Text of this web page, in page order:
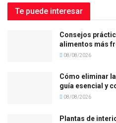
Te puede interesar
Consejos
alimentos más
08/08/2026
Cómo eliminar
guía esencial y
08/08/2026
Plantas de